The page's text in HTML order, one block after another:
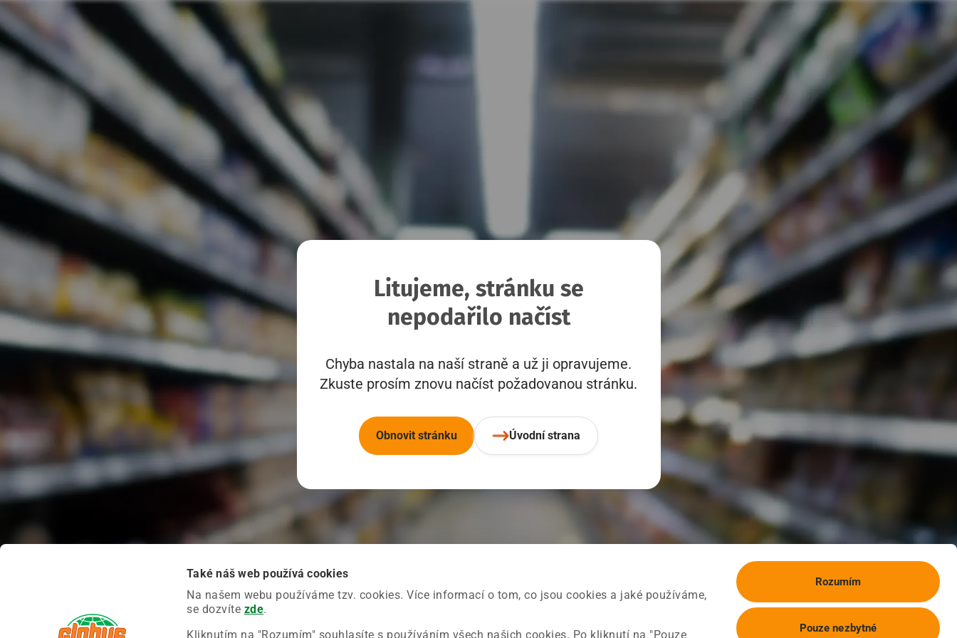
Také náš web používá cookies
Na našem webu používáme tzv. cookies. Více informací o tom, co jsou cookies a jaké používáme,
se dozvíte zde.
Kliknutím na "Rozumím" souhlasíte s používáním všech našich cookies. Po kliknutí na "Pouze
Rozumím
Pouze nezbytné
Litujeme, stránku se
nepodařilo načíst
Chyba nastala na naší straně a už ji opravujeme.
Zkuste prosím znovu načíst požadovanou stránku.
Obnovit stránku Úvodní strana